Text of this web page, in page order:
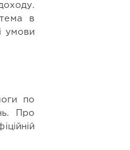
в
умови
по
Про